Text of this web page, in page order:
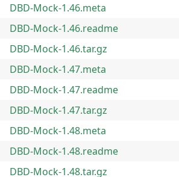
DBD-Mock-1.46.meta
DBD-Mock-1.46.readme
DBD-Mock-1.46.tar.gz
DBD-Mock-1.47.meta
DBD-Mock-1.47.readme
DBD-Mock-1.47.tar.gz
DBD-Mock-1.48.meta
DBD-Mock-1.48.readme
DBD-Mock-1.48.tar.gz